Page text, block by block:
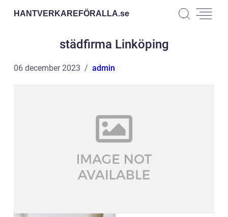
HANTVERKAREFÖRALLA.se
städfirma Linköping
06 december 2023 admin